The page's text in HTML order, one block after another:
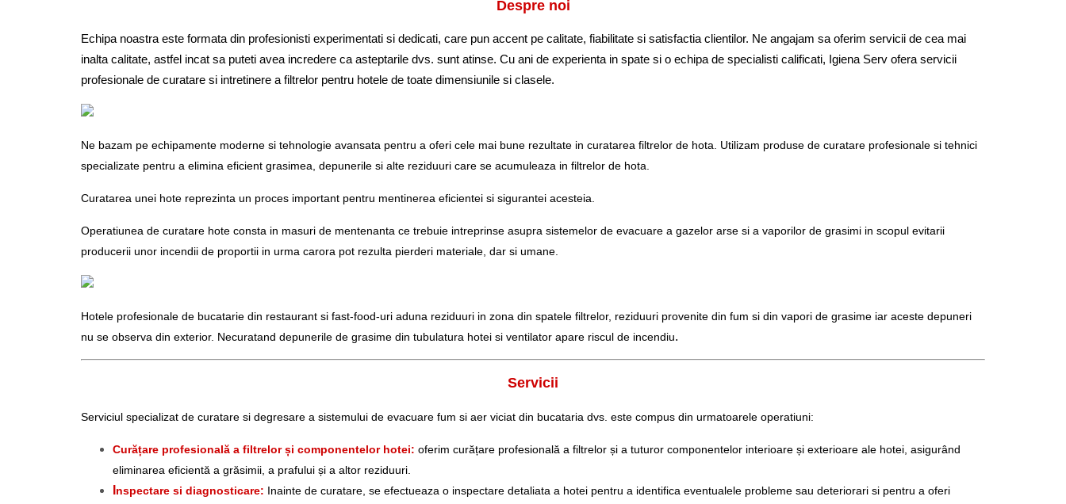
Despre noi
Echipa noastra este formata din profesionisti experimentati si dedicati, care pun accent pe calitate, fiabilitate si satisfactia clientilor. Ne angajam sa oferim servicii de cea mai
inalta calitate, astfel incat sa puteti avea incredere ca asteptarile dvs. sunt atinse. Cu ani de experienta in spate si o echipa de specialisti calificati, Igiena Serv ofera servicii
profesionale de curatare si intretinere a filtrelor pentru hotele de toate dimensiunile si clasele.
Ne bazam pe echipamente moderne si tehnologie avansata pentru a oferi cele mai bune rezultate in curatarea filtrelor de hota. Utilizam produse de curatare profesionale si tehnici
specializate pentru a elimina eficient grasimea, depunerile si alte reziduuri care se acumuleaza in filtrelor de hota.
Curatarea unei hote reprezinta un proces important pentru mentinerea eficientei si sigurantei acesteia.
Operatiunea de curatare hote consta in masuri de mentenanta ce trebuie intreprinse asupra sistemelor de evacuare a gazelor arse si a vaporilor de grasimi in scopul evitarii
producerii unor incendii de proportii in urma carora pot rezulta pierderi materiale, dar si umane.
Hotele profesionale de bucatarie din restaurant si fast-food-uri aduna reziduuri in zona din spatele filtrelor, reziduuri provenite din fum si din vapori de grasime iar aceste depuneri
nu se observa din exterior. Necuratand depunerile de grasime din tubulatura hotei si ventilator apare riscul de incendiu.
Servicii
Serviciul specializat de curatare si degresare a sistemului de evacuare fum si aer viciat din bucataria dvs. este compus din urmatoarele operatiuni:
Curățare profesională a filtrelor și componentelor hotei: oferim curățare profesională a filtrelor și a tuturor componentelor interioare și exterioare ale hotei, asigurând
eliminarea eficientă a grăsimii, a prafului și a altor reziduuri.
nspectare si diagnosticare: Inainte de curatare, se efectueaza o inspectare detaliata a hotei pentru a identifica eventualele probleme sau deteriorari si pentru a oferi